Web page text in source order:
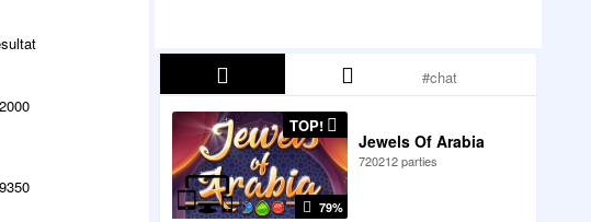
TOP!
79%
Jewels Of Arabia
720212 parties